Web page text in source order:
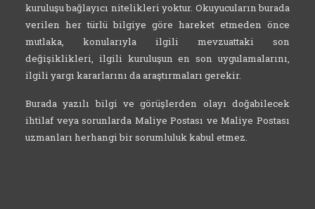
kuruluşu bağlayıcı nitelikleri yoktur. Okuyucuların burada
verilen her türlü bilgiye göre hareket etmeden önce
mutlaka, konularıyla ilgili mevzuattaki son
değişiklikleri, ilgili kuruluşun en son uygulamalarını,
ilgili yargı kararlarını da araştırmaları gerekir.
Burada yazılı bilgi ve görüşlerden olayı doğabilecek
ihtilaf veya sorunlarda Maliye Postası ve Maliye Postası
uzmanları herhangi bir sorumluluk kabul etmez.